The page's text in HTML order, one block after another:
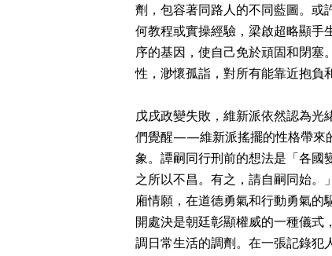
劑，包容著同路人的不同藍圖。或
何教程或實操經驗，梁啟超略顯手
序的基因，使自己免於頑固和閉塞
性，渺懷孤詣，對所有能靠近抱負
戊戌政變失敗，維新派依然認為光
們覺醒——維新派搖擺的性格帶來
象。譚嗣同行刑前的想法是「各國
之所以不昌。有之，請自嗣同始。
廂情願，在道德勇氣和行動勇氣的
開處決是朝廷彰顯權威的一種儀
調日常生活的調劑。在一張記錄犯